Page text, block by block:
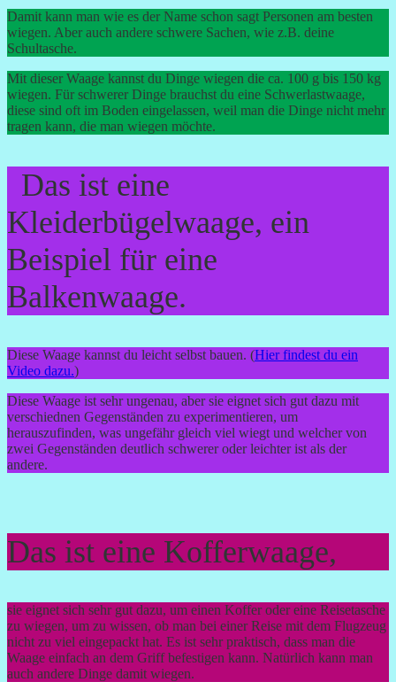
Damit kann man wie es der Name schon sagt Personen am besten
wiegen. Aber auch andere schwere Sachen, wie z.B. deine
Schultasche.
Mit dieser Waage kannst du Dinge wiegen die ca. 100 g bis 150 kg
wiegen. Für schwerer Dinge brauchst du eine Schwerlastwaage,
diese sind oft im Boden eingelassen, weil man die Dinge nicht mehr
tragen kann, die man wiegen möchte.
Das ist eine
Kleiderbügelwaage, ein
Beispiel für eine
Balkenwaage.
Diese Waage kannst du leicht selbst bauen. (Hier findest du ein
Video dazu.)
Diese Waage ist sehr ungenau, aber sie eignet sich gut dazu mit
verschiednen Gegenständen zu experimentieren, um
herauszufinden, was ungefähr gleich viel wiegt und welcher von
zwei Gegenständen deutlich schwerer oder leichter ist als der
andere.
Das ist eine Kofferwaage,
sie eignet sich sehr gut dazu, um einen Koffer oder eine Reisetasche
zu wiegen, um zu wissen, ob man bei einer Reise mit dem Flugzeug
nicht zu viel eingepackt hat. Es ist sehr praktisch, dass man die
Waage einfach an dem Griff befestigen kann. Natürlich kann man
auch andere Dinge damit wiegen.